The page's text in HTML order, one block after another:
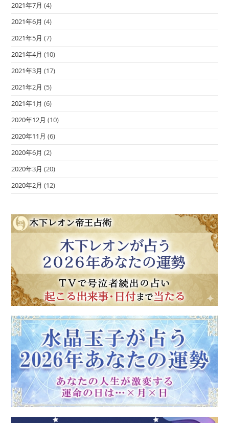
2021年7月 (4)
2021年6月 (4)
2021年5月 (7)
2021年4月 (10)
2021年3月 (17)
2021年2月 (5)
2021年1月 (6)
2020年12月 (10)
2020年11月 (6)
2020年6月 (2)
2020年3月 (20)
2020年2月 (12)